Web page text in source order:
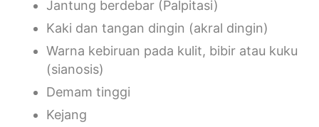
Jantung berdebar (Palpitasi)
Kaki dan tangan dingin (akral dingin)
Warna kebiruan pada kulit, bibir atau kuku
(sianosis)
Demam tinggi
Kejang